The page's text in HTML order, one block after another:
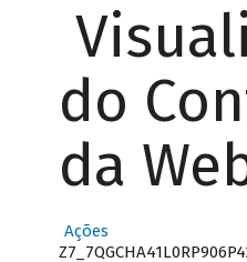
do
da
Ações